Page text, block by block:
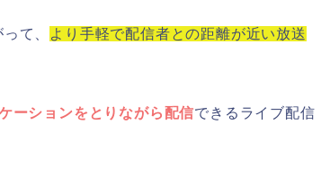
て、
より手軽で配信者との距離が近い放送
ーションをとりながら配信できるライブ配信